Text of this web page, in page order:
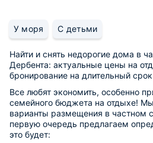
У моря С детьми
Найти и снять недорогие дома в
Дербента: актуальные цены на
бронирование на длительный
Все любят экономить, особенно
семейного бюджета на отдыхе!
варианты размещения в частном
первую очередь предлагаем
это будет: